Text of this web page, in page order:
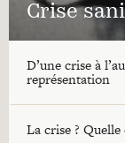
Crise
D’une crise à
représentation
La crise ?